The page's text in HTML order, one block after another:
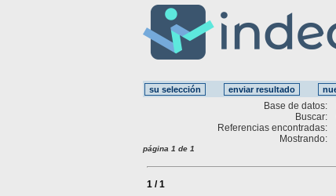
Base de datos:
Buscar:
Referencias encontradas:
Mostrando:
página 1 de 1
1 / 1